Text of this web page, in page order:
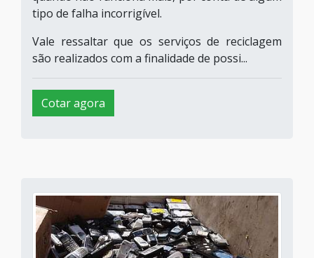
tipo de falha incorrigível.
Vale ressaltar que os serviços de reciclagem
são realizados com a finalidade de possi...
Cotar agora